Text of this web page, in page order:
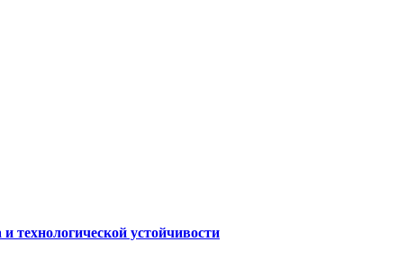
технологической устойчивости